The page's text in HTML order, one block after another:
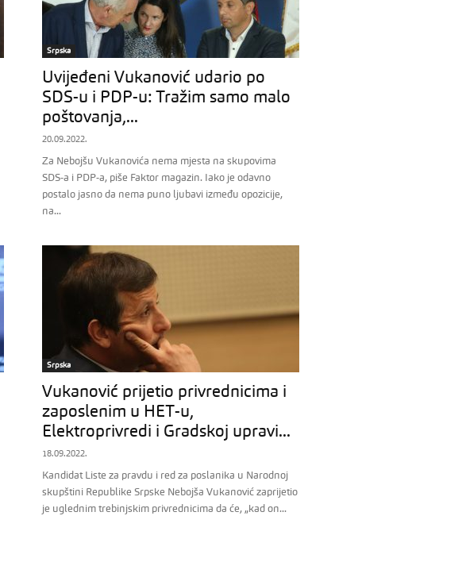
Srpska
Uvijeđeni Vukanović udario po
SDS-u i PDP-u: Tražim samo malo
poštovanja,...
20.09.2022.
Za Nebojšu Vukanovića nema mjesta na skupovima
SDS-a i PDP-a, piše Faktor magazin. Iako je odavno
postalo jasno da nema puno ljubavi između opozicije,
na...
Srpska
Vukanović prijetio privrednicima i
zaposlenim u HET-u,
Elektroprivredi i Gradskoj upravi...
18.09.2022.
Kandidat Liste za pravdu i red za poslanika u Narodnoj
skupštini Republike Srpske Nebojša Vukanović zaprijetio
je uglednim trebinjskim privrednicima da će, „kad on...